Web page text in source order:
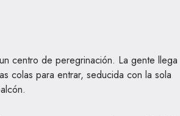
centro de peregrinación. La gente llega
colas para entrar, seducida con la sola